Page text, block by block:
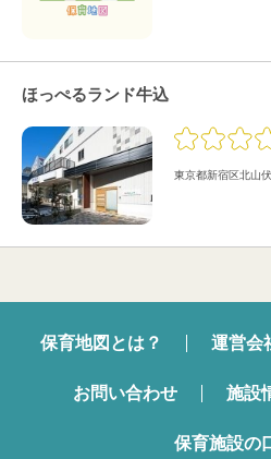
ほっぺるランド牛込
東京都新宿区北山
保育地図とは？ 運営会
お問い合わせ 施設
保育施設の